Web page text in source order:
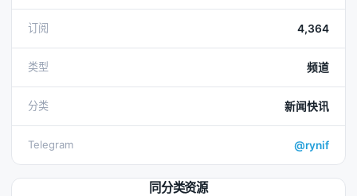
订阅 4,364
类型 频道
分类 新闻快讯
Telegram @rynif
同分类资源